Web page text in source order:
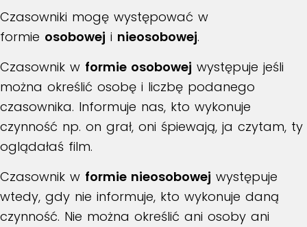
Czasowniki mogę występować w
formie osobowej i nieosobowej.
Czasownik w formie osobowej występuje jeśli
można określić osobę i liczbę podanego
czasownika. Informuje nas, kto wykonuje
czynność np. on grał, oni śpiewają, ja czytam, ty
oglądałaś film.
Czasownik w formie nieosobowej występuje
wtedy, gdy nie informuje, kto wykonuje daną
czynność. Nie można określić ani osoby ani